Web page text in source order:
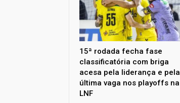
15ª rodada fecha fase
classificatória com briga
acesa pela liderança e pela
última vaga nos playoffs na
LNF